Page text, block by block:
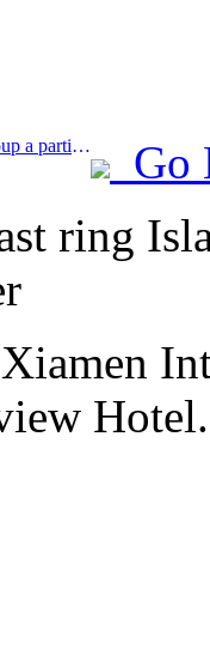
Prev:Le groupe China Tourism Group a participé à l'Exposition internationale d'importation de Chine pendant huit années consécutives, signant des contrats d'une valeur de plus d'un milliard de dollars américains.
Go
ring
Hotel.